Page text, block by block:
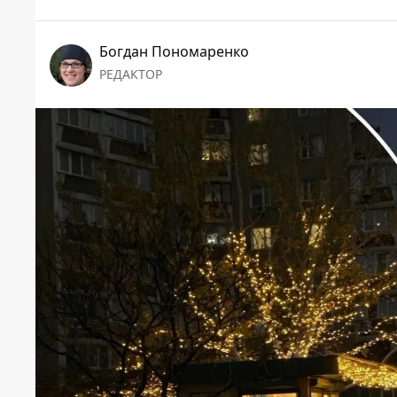
Богдан Пономаренко
РЕДАКТОР